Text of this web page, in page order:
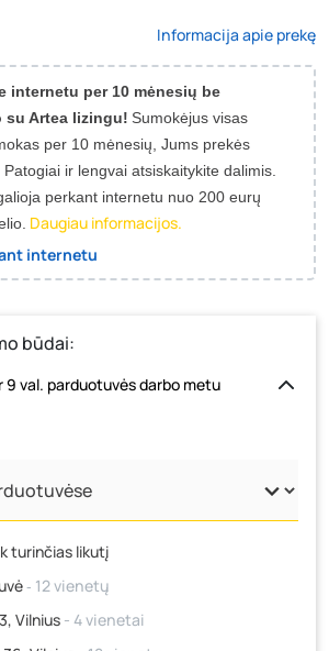
Informacija apie prekę
internetu per 10 mėnesių be
su Artea lizingu! Sumokėjus visas
per 10 mėnesių, Jums prekės
Patogiai ir lengvai atsiskaitykite dalimis.
perkant internetu nuo 200 eurų
Daugiau informacijos.
internetu
būdai:
9 val. parduotuvės darbo metu
turinčias likutį
‐ 12 vienetų
Vilnius - 4 vienetai